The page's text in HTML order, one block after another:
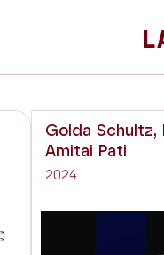
Golda Schultz,
Amitai Pati
2024